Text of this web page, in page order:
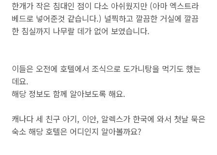
한개가 작은 침대인 점이 다소 아쉬웠지만 (아마 엑스트라
베드로 넣어준것 같습니다.) 널찍하고 깔끔한 거실에 깔끔
한 침실까지 나무랄 데가 없어 보였습니다.
이들은 오전에 호텔에서 조식으로 도가니탕을 먹기도 했는
데요.
해당 정보도 함께 알아보도록 해요.
캐나다 세 친구 아기, 이안, 알렉스가 한국에 와서 첫날 묵은
숙소 해당 호텔은 어디인지 알아볼까요?